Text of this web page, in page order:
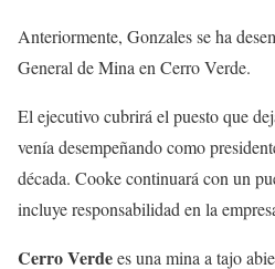
Anteriormente, Gonzales se ha
General de Mina en Cerro Verde.
El ejecutivo cubrirá el puesto que
venía desempeñando como
década. Cooke continuará con un
incluye responsabilidad en la
CerroVerdees una mina a tajo